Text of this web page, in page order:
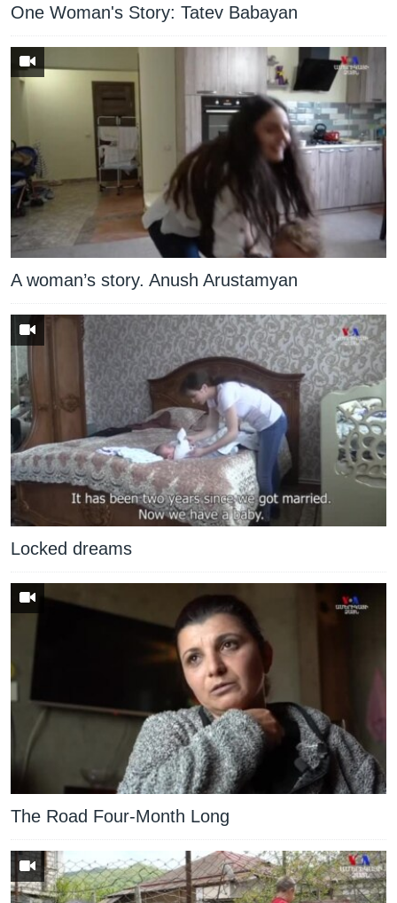
Լեզուներ
One Woman's Story: Tatev Babayan
A woman’s story. Anush Arustamyan
Locked dreams
The Road Four-Month Long